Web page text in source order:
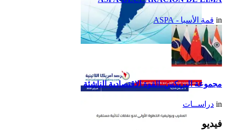
تقرير أمريكا اللاتينية لسنة
2014
in قمة الأسبا - ASPA
مجموعة البريكس..القوة الاقتصادية الناشئة
in دراســات
فيديو